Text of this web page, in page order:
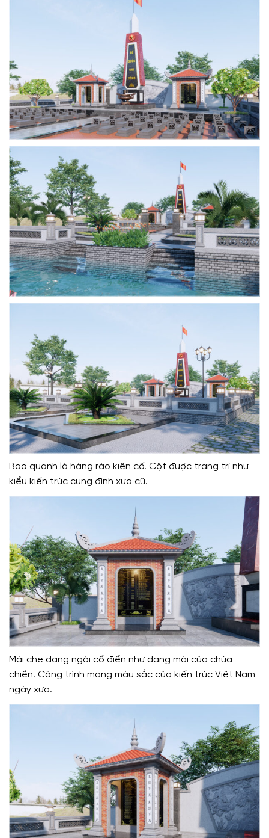
Bao quanh là hàng rào kiên cố. Cột được trang trí như
kiểu kiến trúc cung đình xưa cũ.
Mái che dạng ngói cổ điển như dạng mái của chùa
chiền. Công trình mang màu sắc của kiến trúc Việt Nam
ngày xưa.